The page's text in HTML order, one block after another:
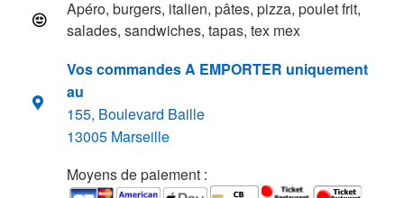
Apéro, burgers, italien, pâtes, pizza, poulet frit,
salades, sandwiches, tapas, tex mex
Vos commandes A EMPORTER uniquement
au
155, Boulevard Baille
13005 Marseille
Moyens de paiement :